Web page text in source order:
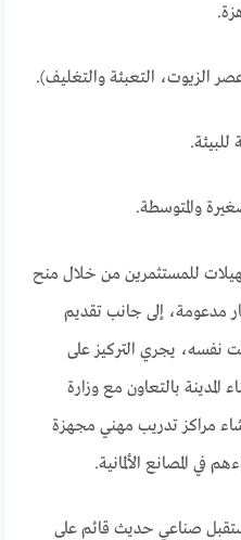
الزيوت، التعبئة والتغليف).
والمتوسطة.
للمستثمرين من خلال منح
مدعومة، إلى جانب تقديم
نفسه، يجري التركيز على
المدينة بالتعاون مع وزارة
مراكز تدريب مهني مجهزة
المصانع الألمانية.
صناعي حديث قائم على